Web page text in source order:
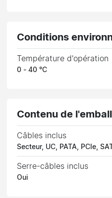
Conditions
Température d'opération
0 - 40 °C
Contenu de
Câbles inclus
Secteur, UC, PATA, PCIe,
Serre-câbles inclus
Oui